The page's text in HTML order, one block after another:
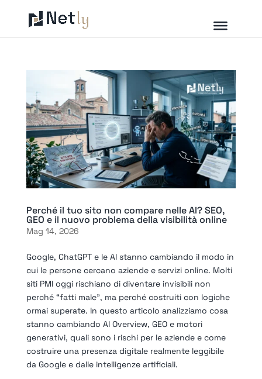
Perché il tuo sito non compare nelle AI? SEO,
GEO e il nuovo problema della visibilità online
Mag 14, 2026
Google, ChatGPT e le AI stanno cambiando il modo in
cui le persone cercano aziende e servizi online. Molti
siti PMI oggi rischiano di diventare invisibili non
perché “fatti male”, ma perché costruiti con logiche
ormai superate. In questo articolo analizziamo cosa
stanno cambiando AI Overview, GEO e motori
generativi, quali sono i rischi per le aziende e come
costruire una presenza digitale realmente leggibile
da Google e dalle intelligenze artificiali.